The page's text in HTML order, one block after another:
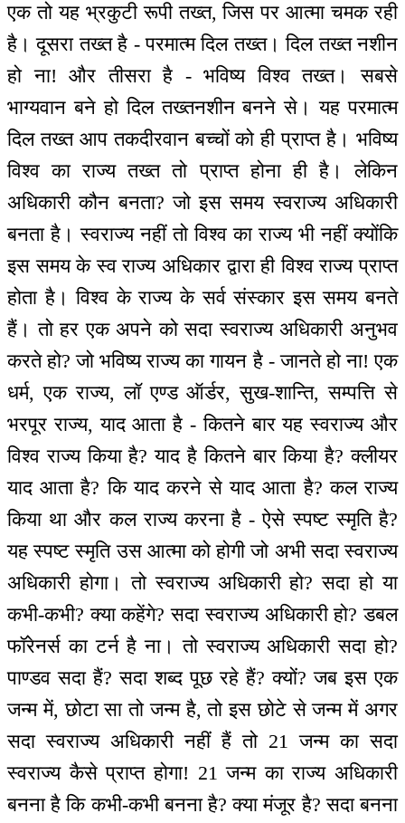
एक तो यह भ्रकुटी रूपी तख्त, जिस पर आत्मा चमक रही
है। दूसरा तख्त है - परमात्म दिल तख्त। दिल तख्त नशीन
हो ना! और तीसरा है - भविष्य विश्व तख्त। सबसे
भाग्यवान बने हो दिल तख्तनशीन बनने से। यह परमात्म
दिल तख्त आप तकदीरवान बच्चों को ही प्राप्त है। भविष्य
विश्व का राज्य तख्त तो प्राप्त होना ही है। लेकिन
अधिकारी कौन बनता? जो इस समय स्वराज्य अधिकारी
बनता है। स्वराज्य नहीं तो विश्व का राज्य भी नहीं क्योंकि
इस समय के स्व राज्य अधिकार द्वारा ही विश्व राज्य प्राप्त
होता है। विश्व के राज्य के सर्व संस्कार इस समय बनते
हैं। तो हर एक अपने को सदा स्वराज्य अधिकारी अनुभव
करते हो? जो भविष्य राज्य का गायन है - जानते हो ना! एक
धर्म, एक राज्य, लॉ एण्ड ऑर्डर, सुख-शान्ति, सम्पत्ति से
भरपूर राज्य, याद आता है - कितने बार यह स्वराज्य और
विश्व राज्य किया है? याद है कितने बार किया है? क्लीयर
याद आता है? कि याद करने से याद आता है? कल राज्य
किया था और कल राज्य करना है - ऐसे स्पष्ट स्मृति है?
यह स्पष्ट स्मृति उस आत्मा को होगी जो अभी सदा स्वराज्य
अधिकारी होगा। तो स्वराज्य अधिकारी हो? सदा हो या
कभी-कभी? क्या कहेंगे? सदा स्वराज्य अधिकारी हो? डबल
फॉरेनर्स का टर्न है ना। तो स्वराज्य अधिकारी सदा हो?
पाण्डव सदा हैं? सदा शब्द पूछ रहे हैं? क्यों? जब इस एक
जन्म में, छोटा सा तो जन्म है, तो इस छोटे से जन्म में अगर
सदा स्वराज्य अधिकारी नहीं हैं तो 21 जन्म का सदा
स्वराज्य कैसे प्राप्त होगा! 21 जन्म का राज्य अधिकारी
बनना है कि कभी-कभी बनना है? क्या मंजूर है? सदा बनना